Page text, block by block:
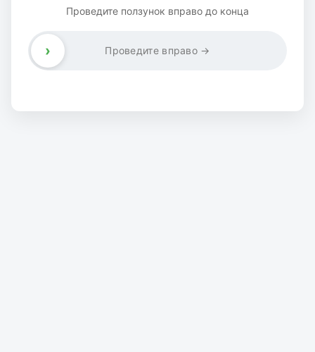
Проведите ползунок вправо до конца
Проведите вправо →
›